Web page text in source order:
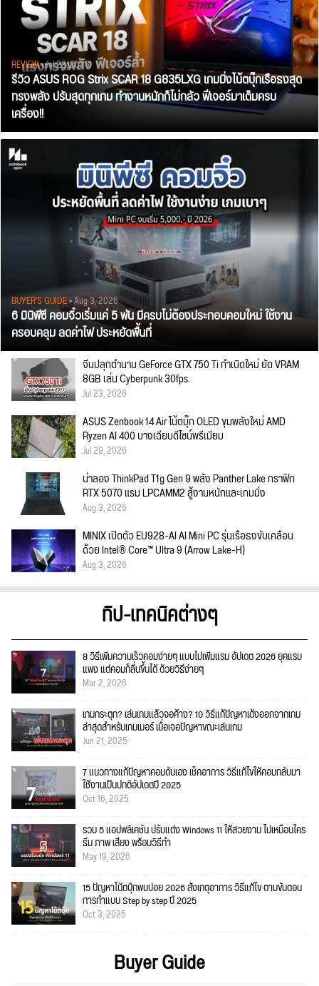
REVIEW• Jul 28, 2026
รีวิว ASUS ROG Strix SCAR 18 G835LXG เกมมิ่งโน้ตบุ๊กเรือธงสุด
ทรงพลัง ปรับสุดทุกเกม ทำงานหนักก็ไม่กลัว ฟีเจอร์มาเต็มครบ
เครื่อง!!
BUYER'S GUIDE• Aug 3, 2026
6 มินิพีซี คอมจิ๋วเริ่มแค่ 5 พัน มีครบไม่ต้องประกอบคอมใหม่ ใช้งาน
ครอบคลุม ลดค่าไฟ ประหยัดพื้นที่
จีนปลุกตำนาน GeForce GTX 750 Ti กำเนิดใหม่ ยัด VRAM
8GB เล่น Cyberpunk 30fps.
Jul 23, 2026
ASUS Zenbook 14 Air โน้ตบุ๊ก OLED ขุมพลังใหม่ AMD
Ryzen AI 400 บางเฉียบดีไซน์พรีเมียม
Jul 29, 2026
น่าลอง ThinkPad T1g Gen 9 พลัง Panther Lake กราฟิก
RTX 5070 แรม LPCAMM2 สู้งานหนักและเกมมิ่ง
Aug 3, 2026
MINIX เปิดตัว EU928-AI AI Mini PC รุ่นเรือธงขับเคลื่อน
ด้วย Intel® Core™ Ultra 9 (Arrow Lake-H)
Aug 3, 2026
ทิป-เทคนิคต่างๆ
8 วิธีเพิ่มความเร็วคอมง่ายๆ แบบไม่เพิ่มแรม อัปเดต 2026 ยุคแรม
แพง แต่คอมก็ลื่นขึ้นได้ ด้วยวิธีง่ายๆ
Mar 2, 2026
เกมกระตุก? เล่นเกมแล้วจอค้าง? 10 วิธีแก้ปัญหาเด้งออกจากเกม
ล่าสุดสำหรับเกมเมอร์ เมื่อเจอปัญหาขณะเล่นเกม
Jun 21, 2025
7 แนวทางแก้ปัญหาคอมดับเอง เช็คอาการ วิธีแก้ไขให้คอมกลับมา
ใช้งานเป็นปกติอัปเดตปี 2025
Oct 16, 2025
รวม 5 แอปพลิเคชัน ปรับแต่ง Windows 11 ให้สวยงาม ไม่เหมือนใคร
ธีม ภาพ เสียง พร้อมวิธีทำ
May 19, 2026
15 ปัญหาโน้ตบุ๊กพบบ่อย 2026 สังเกตุอาการ วิธีแก้ไข ตามขั้นตอน
การทำแบบ Step by step ปี 2025
Oct 3, 2025
Buyer Guide